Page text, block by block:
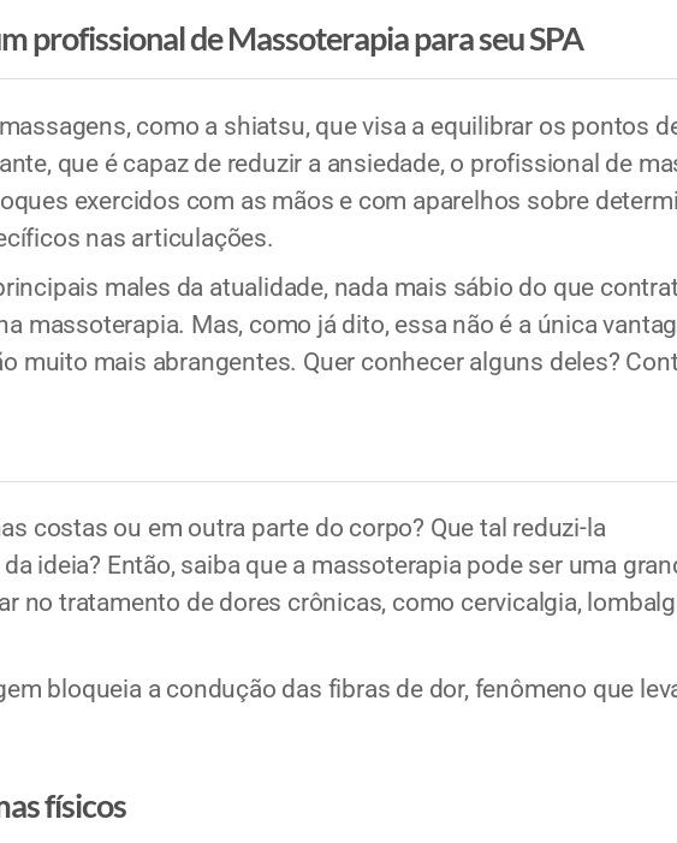
profissional de Massoterapia para seu SPA
como a shiatsu, que visa a equilibrar os pontos
que é capaz de reduzir a ansiedade, o profissional de
exercidos com as mãos e com aparelhos sobre
nas articulações.
males da atualidade, nada mais sábio do que
massoterapia. Mas, como já dito, essa não é a única
muito mais abrangentes. Quer conhecer alguns deles?
costas ou em outra parte do corpo? Que tal reduzi-la
ideia? Então, saiba que a massoterapia pode ser uma
no tratamento de dores crônicas, como cervicalgia,
bloqueia a condução das fibras de dor, fenômeno que
físicos